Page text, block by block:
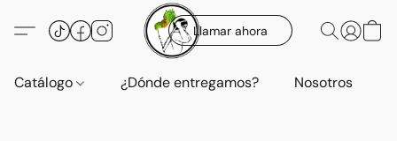
Llamar ahora
Catálogo ¿Dónde entregamos? Nosotros